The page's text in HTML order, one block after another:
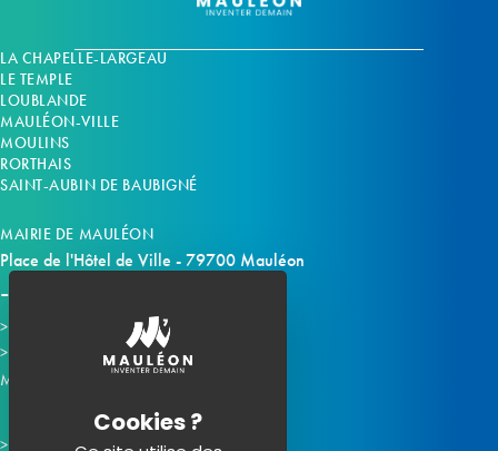
LA CHAPELLE-LARGEAU
LE TEMPLE
LOUBLANDE
MAULÉON-VILLE
MOULINS
RORTHAIS
SAINT-AUBIN DE BAUBIGNÉ
MAIRIE DE MAULÉON
Place de l'Hôtel de Ville - 79700 Mauléon
Horaires d'ouverture
Contacter la mairie
Mauléon sur les réseaux :